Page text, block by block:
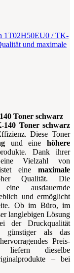
1T02H50EU0 / TK-
und maximale
Toner schwarz
140 Toner schwarz
Diese Toner
und einehöhere
Dank ihrer
Vielzahl von
eine maximale
Qualität. Die
ausdauernde
und ermöglicht
Ob im Büro, im
langlebigen Lösung
der Druckqualität
günstiger als das
Preis-
liefern dieselbe
– bei